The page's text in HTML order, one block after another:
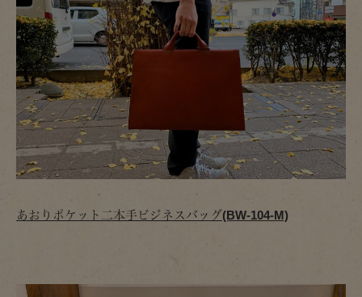
あおりポケット二本手ビジネスバッグ(BW-104-M)